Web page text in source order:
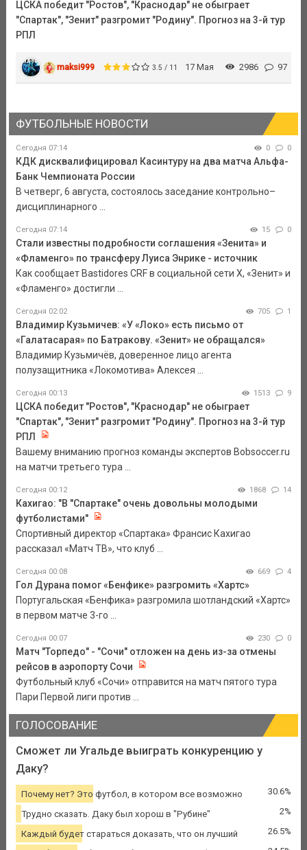
ЦСКА победит "Ростов", "Краснодар" не обыграет
"Спартак", "Зенит" разгромит "Родину". Прогноз на 3-й тур
РПЛ
maksi999 3.5 / 11 17 Мая 2986 97
ФУТБОЛЬНЫЕ НОВОСТИ
Сегодня 07:14 0 0
КДК дисквалифицировал Касинтуру на два матча Альфа-
Банк Чемпионата России
В четверг, 6 августа, состоялось заседание контрольно–
дисциплинарного ...
Сегодня 07:14 15 0
Стали известны подробности соглашения «Зенита» и
«Фламенго» по трансферу Луиса Энрике - источник
Как сообщает Bastidores CRF в социальной сети Х, «Зенит» и
«Фламенго» достигли ...
Сегодня 02:02 705 1
Владимир Кузьмичев: «У «Локо» есть письмо от
«Галатасарая» по Батракову. «Зенит» не обращался»
Владимир Кузьмичёв, доверенное лицо агента
полузащитника «Локомотива» Алексея ...
Сегодня 00:13 1513 9
ЦСКА победит "Ростов", "Краснодар" не обыграет
"Спартак", "Зенит" разгромит "Родину". Прогноз на 3-й тур
РПЛ
Вашему вниманию прогноз команды экспертов Bobsoccer.ru
на матчи третьего тура ...
Сегодня 00:12 1868 14
Кахигао: "В "Спартаке" очень довольны молодыми
футболистами"
Спортивный директор «Спартака» Франсис Кахигао
рассказал «Матч ТВ», что клуб ...
Сегодня 00:08 669 4
Гол Дурана помог «Бенфике» разгромить «Хартс»
Португальская «Бенфика» разгромила шотландский «Хартс»
в первом матче 3-го ...
Сегодня 00:07 230 0
Матч "Торпедо" - "Сочи" отложен на день из-за отмены
рейсов в аэропорту Сочи
Футбольный клуб «Сочи» отправится на матч пятого тура
Пари Первой лиги против ...
ГОЛОСОВАНИЕ
Сможет ли Угальде выиграть конкуренцию у
Даку?
Почему нет? Это футбол, в котором все возможно 30.6%
Трудно сказать. Даку был хорош в "Рубине" 2%
Каждый будет стараться доказать, что он лучший 26.5%